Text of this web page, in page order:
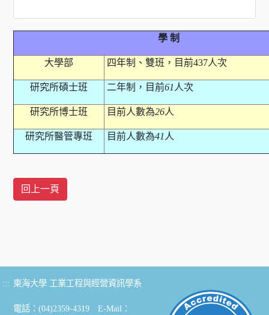
學 制
大學部 四年制、雙班，目前437人次
研究所碩士班 二年制，目前61 人次
研究所博士班 目前人數為26人
研究所醫管專班 目前人數為41 人
::: 東海大學 工業工程與經營資訊學系
電話：(04)2359-4319 E-Mail：